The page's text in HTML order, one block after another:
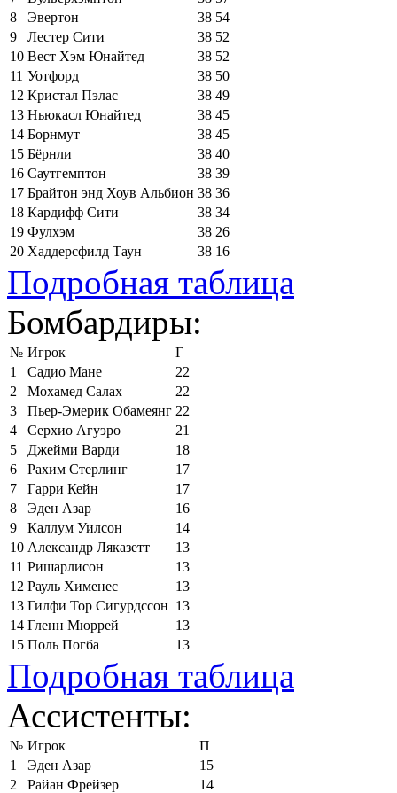
8
Эвертон 38 54
9
Лестер Сити 38 52
10 Вест Хэм Юнайтед 38 52
11 Уотфорд 38 50
12 Кристал Пэлас 38 49
13 Ньюкасл Юнайтед 38 45
14 Борнмут 38 45
15 Бёрнли 38 40
16 Саутгемптон 38 39
17 Брайтон энд Хоув Альбион 38 36
18 Кардифф Сити 38 34
19 Фулхэм 38 26
20 Хаддерсфилд Таун 38 16
Подробная таблица
Бомбардиры:
№ Игрок
Г
1
Садио Мане
22
2
Мохамед Салах
22
3
Пьер-Эмерик Обамеянг 22
4
Серхио Агуэро
21
5
Джейми Варди
18
6
Рахим Стерлинг
17
7
Гарри Кейн
17
8
Эден Азар
16
9
Каллум Уилсон
14
10 Александр Ляказетт
13
11 Ришарлисон
13
12 Рауль Хименес
13
13 Гилфи Тор Сигурдссон 13
14 Гленн Мюррей
13
15 Поль Погба 13
Подробная таблица
Ассистенты:
№ Игрок
П
1
Эден Азар
15
2
Райан Фрейзер
14